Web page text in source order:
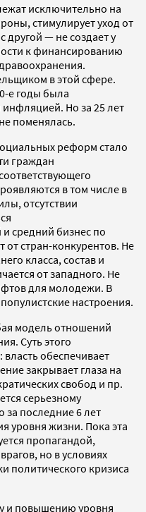
исключительно на
стимулирует уход от
другой — не создает у
к финансированию
в этой сфере.
е годы была
Но за 25 лет
поменялась.
реформ стало
граждан
в том числе в
отсутствии
средний бизнес по
от стран-конкурентов. Не
класса, состав и
от западного. Не
для молодежи. В
настроения.
модель отношений
Суть этого
власть обеспечивает
закрывает глаза на
свобод и пр.
серьезному
за последние 6 лет
уровня жизни. Пока эта
пропагандой,
но в условиях
политического кризиса
и повышению уровня